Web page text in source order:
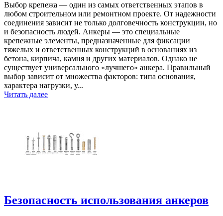
Выбор крепежа — один из самых ответственных этапов в
любом строительном или ремонтном проекте. От надежности
соединения зависит не только долговечность конструкции, но
и безопасность людей. Анкеры — это специальные
крепежные элементы, предназначенные для фиксации
тяжелых и ответственных конструкций в основаниях из
бетона, кирпича, камня и других материалов. Однако не
существует универсального «лучшего» анкера. Правильный
выбор зависит от множества факторов: типа основания,
характера нагрузки, у...
Читать далее
Безопасность использования анкеров